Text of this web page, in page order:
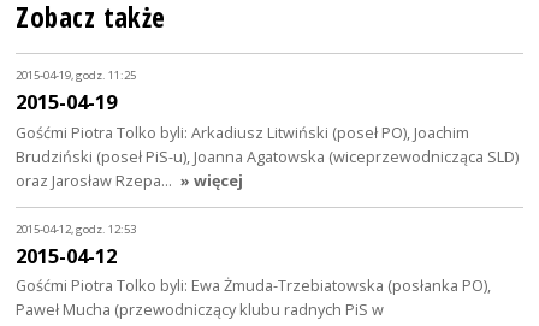
Zobacz także
2015-04-19, godz. 11:25
2015-04-19
Gośćmi Piotra Tolko byli: Arkadiusz Litwiński (poseł PO), Joachim
Brudziński (poseł PiS-u), Joanna Agatowska (wiceprzewodnicząca SLD)
oraz Jarosław Rzepa… » więcej
2015-04-12, godz. 12:53
2015-04-12
Gośćmi Piotra Tolko byli: Ewa Żmuda-Trzebiatowska (posłanka PO),
Paweł Mucha (przewodniczący klubu radnych PiS w